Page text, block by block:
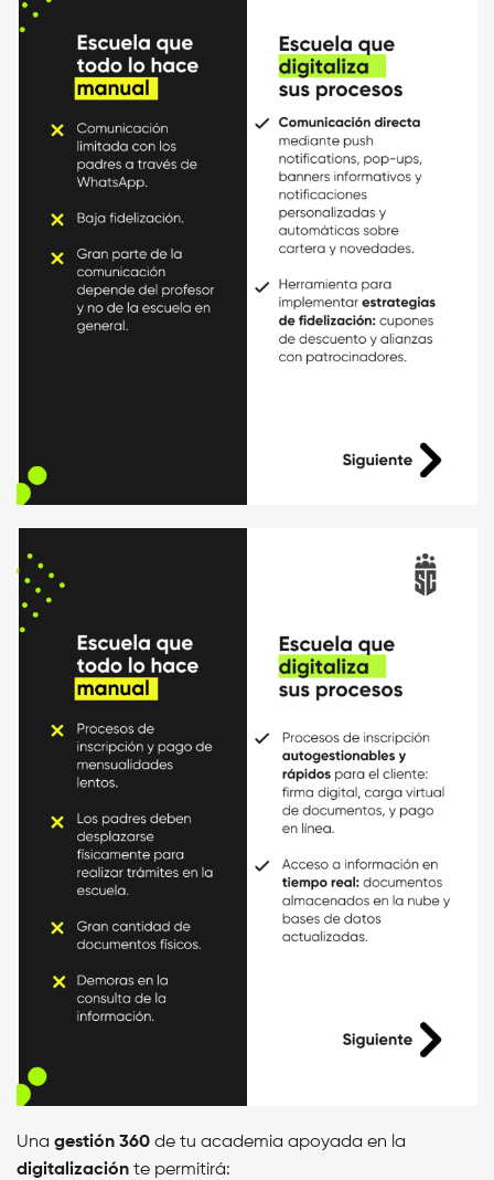
Una gestión 360 de tu academia apoyada en la
digitalización te permitirá: